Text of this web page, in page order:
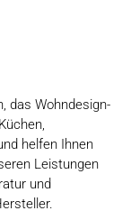
das Wohndesign-
helfen Ihnen
Leistungen
und